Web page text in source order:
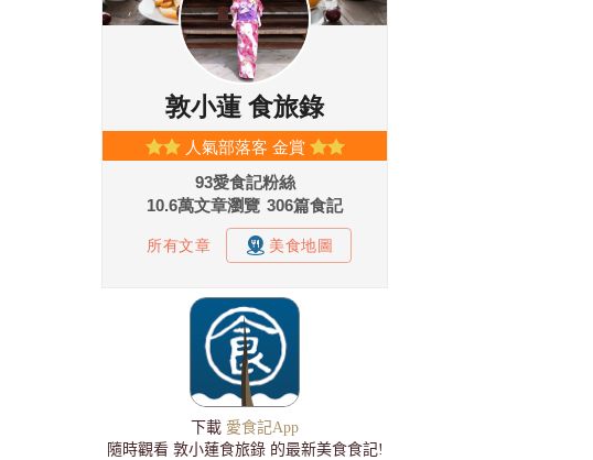
下載 愛食記App
隨時觀看 敦小蓮食旅錄 的最新美食食記!